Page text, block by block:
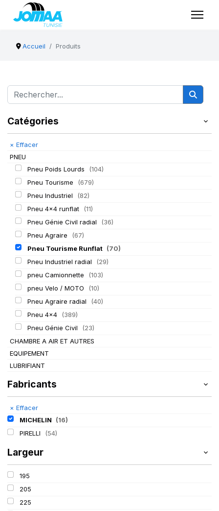
Accueil Produits
Catégories
× Effacer
PNEU
Pneu Poids Lourds
(104)
Pneu Tourisme
(679)
Pneu Industriel
(82)
Pneu 4x4 runflat
(11)
Pneu Génie Civil radial
(36)
Pneu Agraire
(67)
Pneu Tourisme Runflat (70)
Pneu Industriel radial
(29)
pneu Camionnette
(103)
pneu Velo / MOTO
(10)
Pneu Agraire radial
(40)
Pneu 4x4
(389)
Pneu Génie Civil
(23)
CHAMBRE A AIR ET AUTRES
EQUIPEMENT
LUBRIFIANT
Fabricants
× Effacer
MICHELIN
(16)
PIRELLI
(54)
Largeur
195
205
225